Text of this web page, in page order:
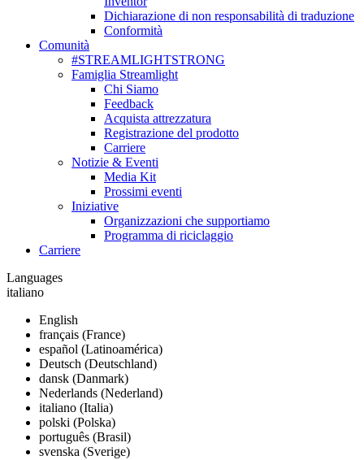
Dichiarazione di non responsabilità di traduzione
Conformità
Comunità
#STREAMLIGHTSTRONG
Famiglia Streamlight
Chi Siamo
Feedback
Acquista attrezzatura
Registrazione del prodotto
Carriere
Notizie & Eventi
Media Kit
Prossimi eventi
Iniziative
Organizzazioni che supportiamo
Programma di riciclaggio
Carriere
Languages
italiano
English
français (France)
español (Latinoamérica)
Deutsch (Deutschland)
dansk (Danmark)
Nederlands (Nederland)
italiano (Italia)
polski (Polska)
português (Brasil)
svenska (Sverige)